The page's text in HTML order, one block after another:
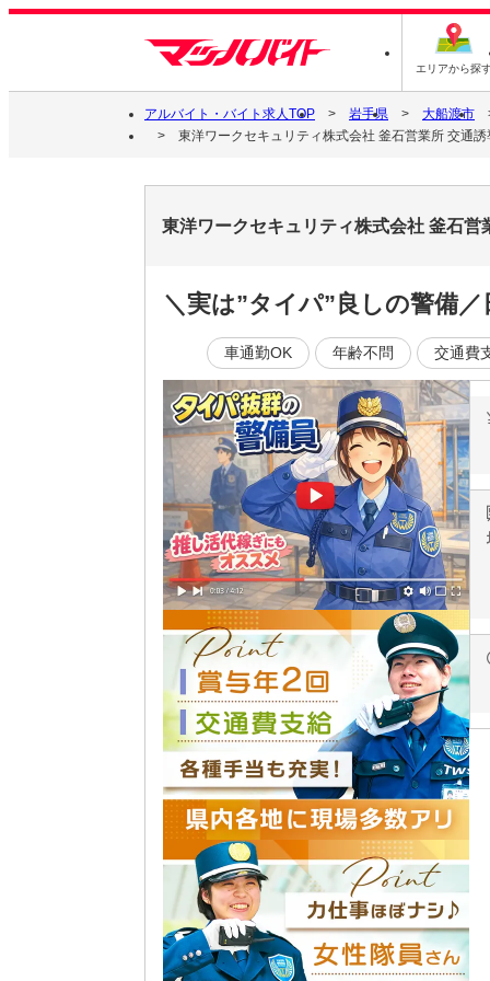
エリアから探
アルバイト・バイト求人TOP 岩手県
大船渡市
東洋ワークセキュリティ株式会社 釜石営業所 交通
東洋ワークセキュリティ株式会社 釜石
＼実は”タイパ”良しの警備
車通勤OK 年齢不問 交通費